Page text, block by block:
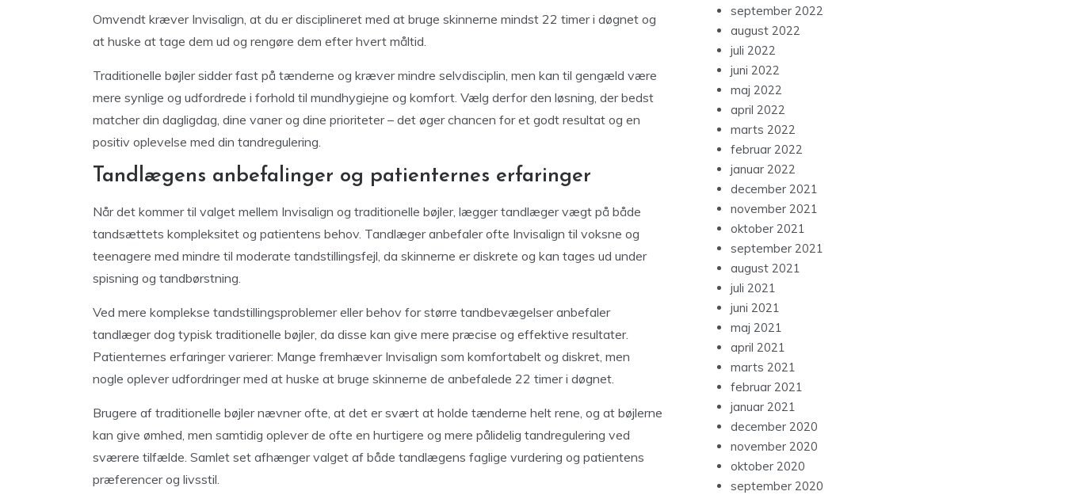
Omvendt kræver Invisalign, at du er disciplineret med at bruge skinnerne mindst 22 timer i døgnet og
at huske at tage dem ud og rengøre dem efter hvert måltid.
Traditionelle bøjler sidder fast på tænderne og kræver mindre selvdisciplin, men kan til gengæld være
mere synlige og udfordrede i forhold til mundhygiejne og komfort. Vælg derfor den løsning, der bedst
matcher din dagligdag, dine vaner og dine prioriteter – det øger chancen for et godt resultat og en
positiv oplevelse med din tandregulering.
Tandlægens anbefalinger og patienternes erfaringer
Når det kommer til valget mellem Invisalign og traditionelle bøjler, lægger tandlæger vægt på både
tandsættets kompleksitet og patientens behov. Tandlæger anbefaler ofte Invisalign til voksne og
teenagere med mindre til moderate tandstillingsfejl, da skinnerne er diskrete og kan tages ud under
spisning og tandbørstning.
Ved mere komplekse tandstillingsproblemer eller behov for større tandbevægelser anbefaler
tandlæger dog typisk traditionelle bøjler, da disse kan give mere præcise og effektive resultater.
Patienternes erfaringer varierer: Mange fremhæver Invisalign som komfortabelt og diskret, men
nogle oplever udfordringer med at huske at bruge skinnerne de anbefalede 22 timer i døgnet.
Brugere af traditionelle bøjler nævner ofte, at det er svært at holde tænderne helt rene, og at bøjlerne
kan give ømhed, men samtidig oplever de ofte en hurtigere og mere pålidelig tandregulering ved
sværere tilfælde. Samlet set afhænger valget af både tandlægens faglige vurdering og patientens
præferencer og livsstil.
september 2022
august 2022
juli 2022
juni 2022
maj 2022
april 2022
marts 2022
februar 2022
januar 2022
december 2021
november 2021
oktober 2021
september 2021
august 2021
juli 2021
juni 2021
maj 2021
april 2021
marts 2021
februar 2021
januar 2021
december 2020
november 2020
oktober 2020
september 2020